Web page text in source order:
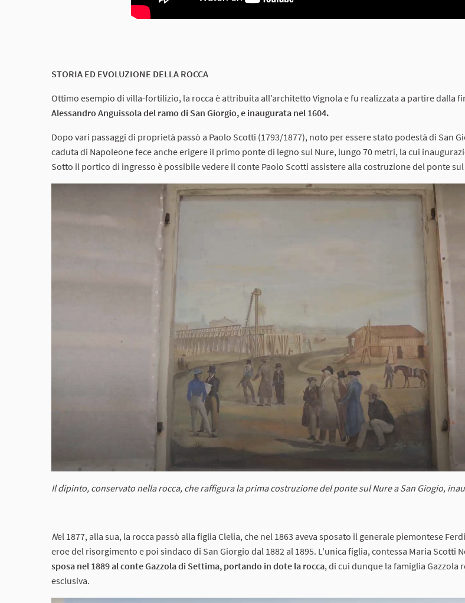
STORIA ED EVOLUZIONE DELLA ROCCA
Ottimo esempio di villa-fortilizio, la rocca è attribuita all’architetto Vignola e fu realizzata a partire dalla
Alessandro Anguissola del ramo di San Giorgio, e inaugurata nel 1604.
Dopo vari passaggi di proprietà passò a Paolo Scotti (1793/1877), noto per essere stato podestà di San
caduta di Napoleone fece anche erigere il primo ponte di legno sul Nure, lungo 70 metri, la cui
Sotto il portico di ingresso è possibile vedere il conte Paolo Scotti assistere alla costruzione del ponte
Il dipinto, conservato nella rocca, che raffigura la prima costruzione del ponte sul Nure a San Giogio,
Nel 1877, alla sua, la rocca passò alla figlia Clelia, che nel 1863 aveva sposato il generale piemontese
eroe del risorgimento e poi sindaco di San Giorgio dal 1882 al 1895. L'unica figlia, contessa Maria Scotti
sposa nel 1889 al conte Gazzola di Settima, portando in dote la rocca, di cui dunque la famiglia Gazzola
esclusiva.